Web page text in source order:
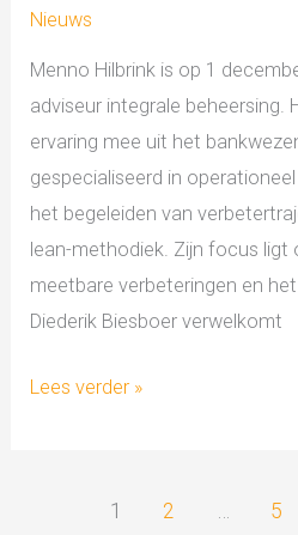
Nieuws
Menno Hilbrink is op 1
adviseur integrale beheersing.
ervaring mee uit het
gespecialiseerd in
het begeleiden van
lean-methodiek. Zijn focus ligt
meetbare verbeteringen en
Diederik Biesboer verwelkomt
Lees verder »
1 2 … 5